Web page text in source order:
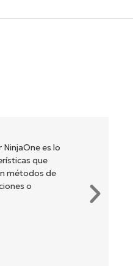
es lo
que
métodos de
o